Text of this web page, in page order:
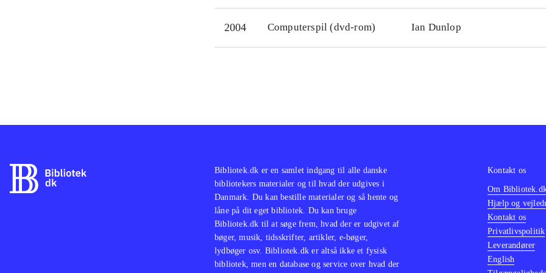
2004 Computerspil (dvd-rom) Ian Dunlop
Bibliotek.dk er en samlet indgang til alle danske
bibliotekers materialer og til hvad der udgives i
Danmark. Du kan bestille materialer og så hente og
låne på dit eget bibliotek. Du kan bruge
Bibliotek.dk til at søge frem, hvad der er udgivet af
bøger, musik, tidsskrifter, artikler, e-bøger,
lydbøger osv. Bibliotek.dk er altså ikke et fysisk
bibliotek, men en database og service over hvad der
Kontakt os
Om
Hjælp og
Kontakt os
Privatlivspolitik
Leverandører
English